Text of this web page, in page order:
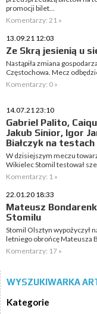
promocji bilet...
Komentarzy: 21 »
13.09.21 12:03
Ze Skrą jesienią u
Nastąpiła zmiana
Częstochowa. Mecz
Komentarzy: 0 »
14.07.21 23:10
Gabriel Palito,
Jakub Sinior, Igor
Białczyk na
W dzisiejszym meczu
Wikielec Stomil testował
Komentarzy: 1 »
22.01.20 18:33
Mateusz
Stomilu
Stomil Olsztyn wypożyczył
letniego obrońcę Mateusza
Komentarzy: 17 »
WYSZUKIWARKA
Kategorie